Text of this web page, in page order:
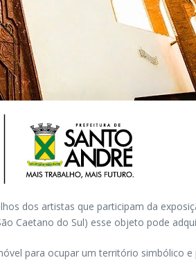
dos artistas que participam da
Caetano do Sul) esse objeto pode
para ocupar um território simbólico